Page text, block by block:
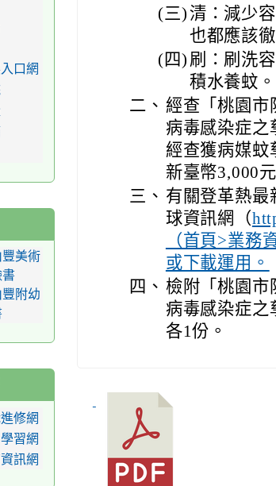
(三) 清：減少
也都應該
(四) 刷：刷洗
積水養蚊。
二、 經查「桃園市
病毒感染症之
經查獲病媒蚊
新臺幣3,000
三、 有關登革熱最
球資訊網（
（首頁>業務
或下載運用。
四、 檢附「桃園市
病毒感染症之
各1份。